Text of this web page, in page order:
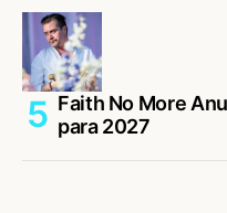
Faith No More
para 2027